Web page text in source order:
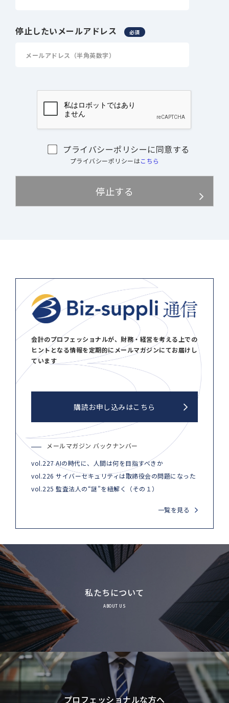
停止したいメールアドレス 必須
プライバシーポリシーに同意する
プライバシーポリシーはこちら
会計のプロフェッショナルが、財務・経営を考える上での
ヒントとなる情報を定期的にメールマガジンにてお届けし
ています
購読お申し込みはこちら
メールマガジン バックナンバー
vol.227 AIの時代に、人間は何を目指すべきか
vol.226 サイバーセキュリティは取締役会の問題になった
vol.225 監査法人の“謎”を紐解く（その１）
一覧を見る
私たちについて
ABOUT US
プロフェッショナルな方へ